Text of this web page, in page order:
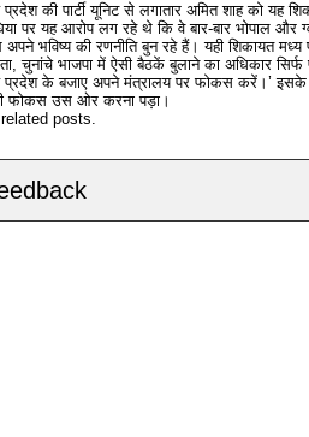
की पार्टी यूनिट से लगातार अमित शाह को यह
पर यह आरोप लग रहे थे कि वे बार-बार भोपाल और
अपने भविष्य की रणनीति बुन रहे हैं। यही शिकायत मध्य
चुनांचे भाजपा में ऐसी बैठकें बुलाने का अधिकार
प्रदेश के बजाए अपने मंत्रालय पर फोकस करें।’ इसके
फोकस उस ओर करना पड़ा।
related posts.